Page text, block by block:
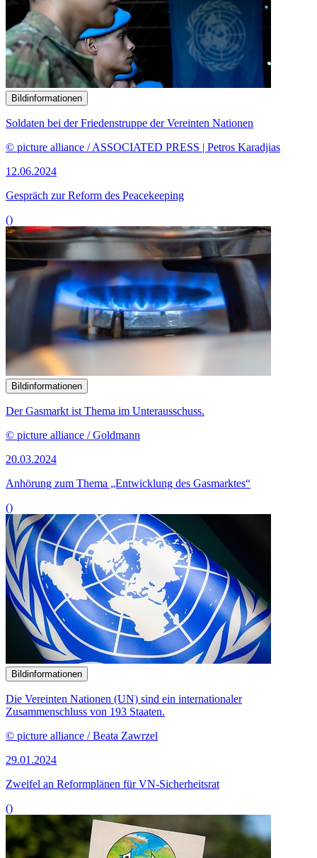
Bildinformationen
Soldaten bei der Friedenstruppe der Vereinten Nationen
© picture alliance / ASSOCIATED PRESS | Petros Karadjias
12.06.2024
Gespräch zur Reform des Peacekeeping
()
Bildinformationen
Der Gasmarkt ist Thema im Unterausschuss.
© picture alliance / Goldmann
20.03.2024
Anhörung zum Thema „Entwicklung des Gasmarktes“
()
Bildinformationen
Die Vereinten Nationen (UN) sind ein internationaler
Zusammenschluss von 193 Staaten.
© picture alliance / Beata Zawrzel
29.01.2024
Zweifel an Reformplänen für VN-Sicherheitsrat
()